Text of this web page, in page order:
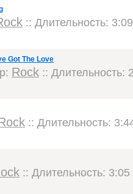
:: Длительность:
Got The Love
Rock :: Длительность:
:: Длительность:
:: Длительность: